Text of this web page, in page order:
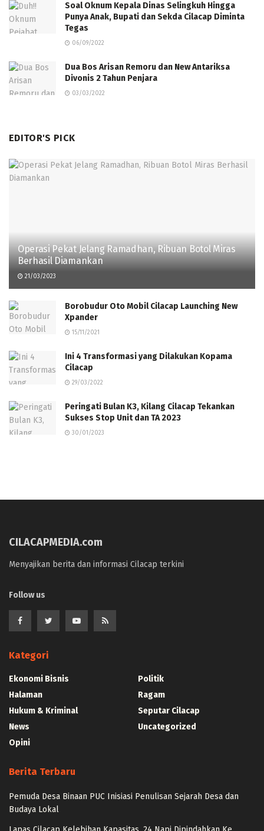
Soal Oknum Kepala Dinas Selingkuh Hingga
Punya Anak, Bupati dan Sekda Cilacap Diminta
Tegas
06/09/2022
Dua Bos Arisan Remoru dan New Antariksa
Divonis 2 Tahun Penjara
03/03/2022
EDITOR'S PICK
Operasi Pekat Jelang Ramadhan, Ribuan Botol Miras
Berhasil Diamankan
21/03/2023
Borobudur Oto Mobil Cilacap Launching New
Xpander
15/11/2021
Ini 4 Transformasi yang Dilakukan Kopama
Cilacap
29/03/2022
Peringati Bulan K3, Kilang Cilacap Tekankan
Sukses Stop Unit dan TA 2023
30/01/2023
CILACAPMEDIA.com
Menyajikan berita dan informasi Cilacap terkini
Follow us
Kategori
Ekonomi Bisnis
Halaman
Hukum & Kriminal
News
Opini
Politik
Ragam
Seputar Cilacap
Uncategorized
Berita Terbaru
Pemuda Desa Binaan PUC Inisiasi Penulisan Sejarah Desa dan
Budaya Lokal